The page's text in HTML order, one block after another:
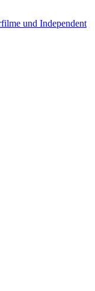
und Independent